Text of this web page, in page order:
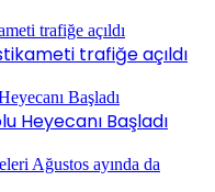
trafiğe açıldı
Heyecanı Başladı